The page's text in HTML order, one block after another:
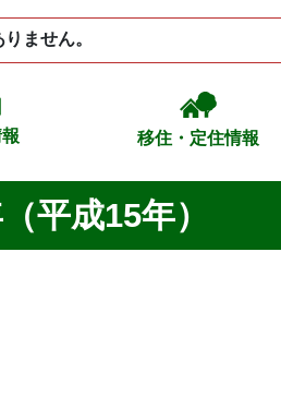
ません。
移住・定住情報
平成15年）